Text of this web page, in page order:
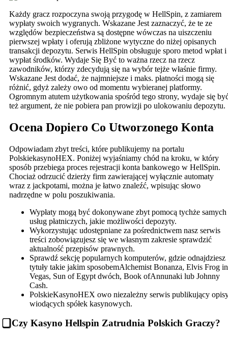
Każdy gracz rozpoczyna swoją przygodę w HellSpin, z zamiarem
wypłaty swoich wygranych. Wskazane Jest zaznaczyć, że te ze
względów bezpieczeństwa są dostępne wówczas na uiszczeniu
pierwszej wpłaty i oferują zbliżone wytyczne do niżej opisanych
transakcji depozytu. Serwis HellSpin obsługuje sporo metod wpłat i
wypłat środków. Wydaje Się Być to ważna rzecz na rzecz
zawodników, którzy zdecydują się na wybór tejże właśnie firmy.
Wskazane Jest dodać, że najmniejsze i maks. płatności mogą się
różnić, gdyż zależy owo od momentu wybieranej platformy.
Ogromnym atutem użytkowania spośród tego strony, wydaje się
też argument, że nie pobiera pan prowizji po ulokowaniu depozytu.
Ocena Dopiero Co Utworzonego Konta
Odpowiadam zbyt treści, które publikujemy na portalu
PolskiekasynoHEX. Poniżej wyjaśniamy chód na kroku, w który
sposób przebiega proces rejestracji konta bankowego w HellSpin.
Chociaż odrzucić dzierży firm zawierającej wyłącznie automaty
wraz z jackpotami, można je łatwo znaleźć, wpisując słowo
nadrzędne w polu poszukiwania.
Wypłaty mogą być dokonywane zbyt pomocą tychże samych
usług płatniczych, jakie możliwości depozyty.
Wykorzystując udostępniane za pośrednictwem nasz serwis
treści zobowiązujesz się we własnym zakresie sprawdzić
aktualność przepisów prawnych.
Sprawdź sekcję popularnych komputerów, gdzie odnajdziesz
tytuły takie jakim sposobemAlchemist Bonanza, Elvis Frog in
Vegas, Sun of Egypt dwóch, Book ofAnnunaki lub Johnny
Cash.
PolskieKasynoHEX owo niezależny serwis publikujący
wiodących spółek kasynowych.
⃣ Czy Kasyno Hellspin Zatrudnia Polskich Graczy?